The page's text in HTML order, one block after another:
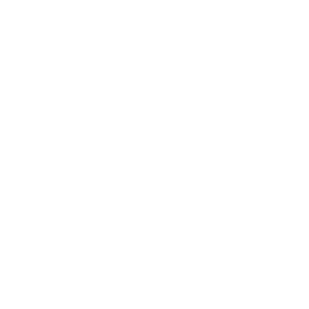
sat., telefón, minibar (za poplatok), trezor, set na prípravu kávy/
hudba. Aqualand cca 19 km, Zoomarine cca 12 km.
Hotelový transfer na známu pláž Praia dos Pescadores